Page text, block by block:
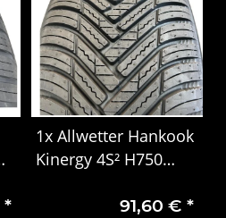
*
1x Allwetter Hankook
Kinergy 4S² H750
91,60 €*